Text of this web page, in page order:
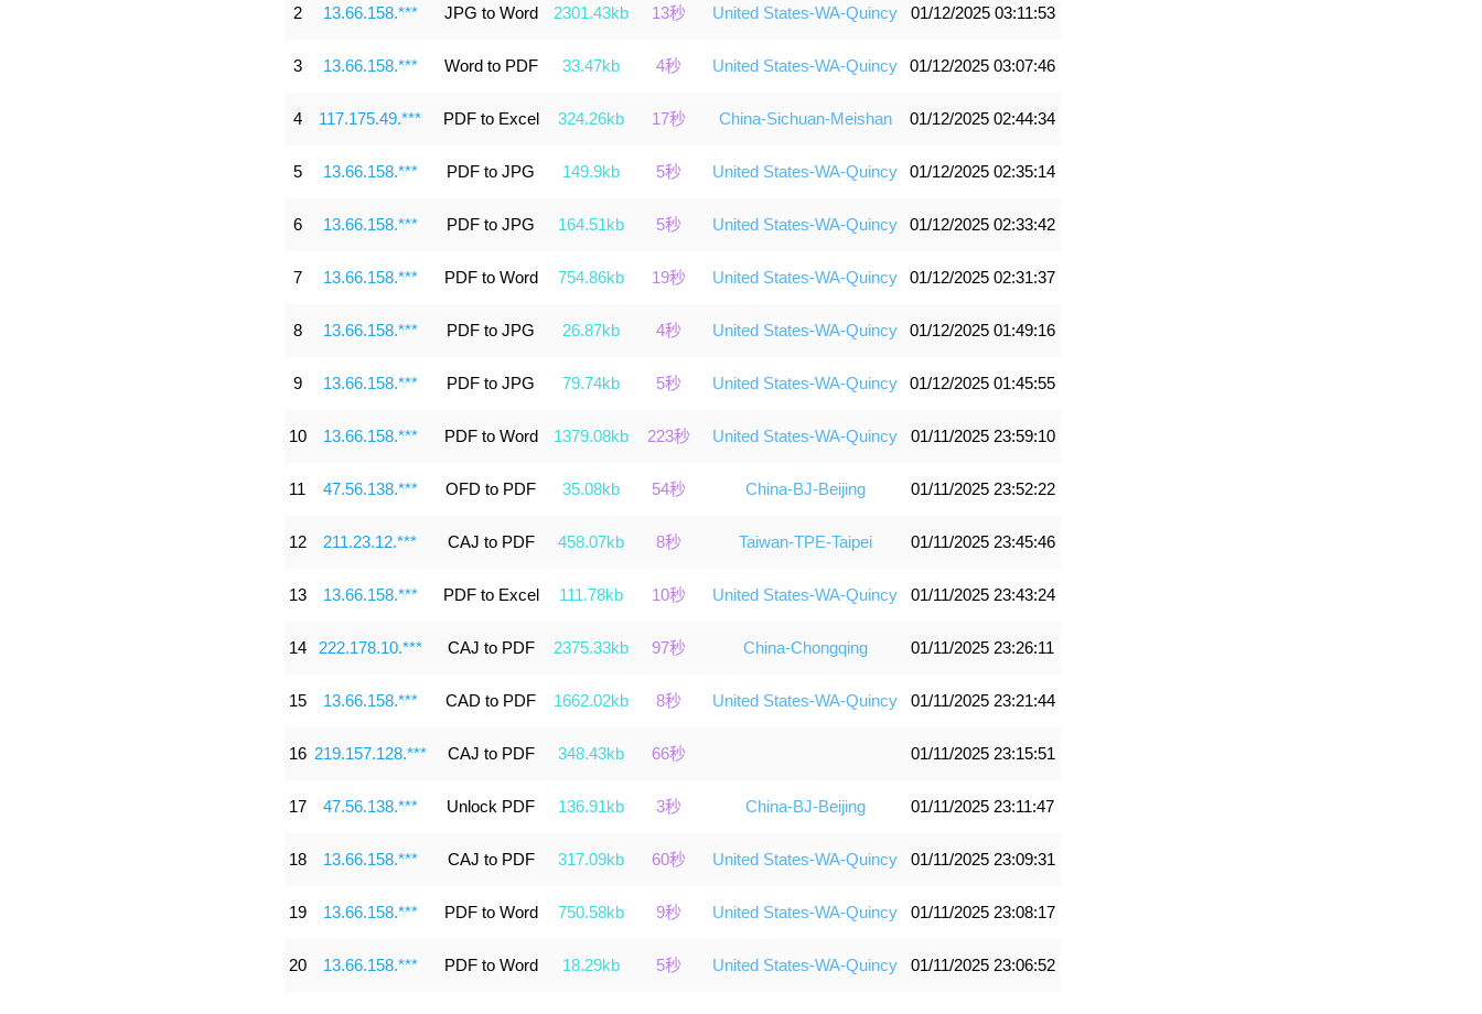
2 13.66.158.*** JPG to Word 2301.43kb 13秒 United States-WA-Quincy 01/12/2025 03:11:53
3 13.66.158.*** Word to PDF 33.47kb 4秒 United States-WA-Quincy 01/12/2025 03:07:46
4 117.175.49.*** PDF to Excel 324.26kb 17秒 China-Sichuan-Meishan 01/12/2025 02:44:34
5 13.66.158.*** PDF to JPG 149.9kb 5秒 United States-WA-Quincy 01/12/2025 02:35:14
6 13.66.158.*** PDF to JPG 164.51kb 5秒 United States-WA-Quincy 01/12/2025 02:33:42
7 13.66.158.*** PDF to Word 754.86kb 19秒 United States-WA-Quincy 01/12/2025 02:31:37
8 13.66.158.*** PDF to JPG 26.87kb 4秒 United States-WA-Quincy 01/12/2025 01:49:16
9 13.66.158.*** PDF to JPG 79.74kb 5秒 United States-WA-Quincy 01/12/2025 01:45:55
10 13.66.158.*** PDF to Word 1379.08kb 223秒 United States-WA-Quincy 01/11/2025 23:59:10
11 47.56.138.*** OFD to PDF 35.08kb 54秒 China-BJ-Beijing 01/11/2025 23:52:22
12 211.23.12.*** CAJ to PDF 458.07kb 8秒 Taiwan-TPE-Taipei 01/11/2025 23:45:46
13 13.66.158.*** PDF to Excel 111.78kb 10秒 United States-WA-Quincy 01/11/2025 23:43:24
14 222.178.10.*** CAJ to PDF 2375.33kb 97秒 China-Chongqing 01/11/2025 23:26:11
15 13.66.158.*** CAD to PDF 1662.02kb 8秒 United States-WA-Quincy 01/11/2025 23:21:44
16 219.157.128.*** CAJ to PDF 348.43kb 66秒 01/11/2025 23:15:51
17 47.56.138.*** Unlock PDF 136.91kb 3秒 China-BJ-Beijing 01/11/2025 23:11:47
18 13.66.158.*** CAJ to PDF 317.09kb 60秒 United States-WA-Quincy 01/11/2025 23:09:31
19 13.66.158.*** PDF to Word 750.58kb 9秒 United States-WA-Quincy 01/11/2025 23:08:17
20 13.66.158.*** PDF to Word 18.29kb 5秒 United States-WA-Quincy 01/11/2025 23:06:52